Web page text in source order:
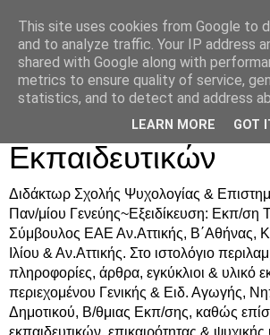
Δρ. Ράνια
Συμβουλευτική &
Υποστήριξη
Εκπαιδευτικών
Διδάκτωρ Σχολής Ψυχολογίας &
Παν/μίου Γενεύης~Εξειδίκευση: Εκπ/ση
Σύμβουλος ΕΑΕ Αν.Αττικής, Β΄Αθήνας,
Ιλίου & Αν.Αττικής. Στο ιστολόγιο
πληροφορίες, άρθρα, εγκύκλιοι & υλικό
περιεχομένου Γενικής & Ειδ. Αγωγής,
Δημοτικού, Β/θμιας Εκπ/σης, καθώς
εκπαιδευτικών, επικαιρότητας & ψυχικής
This site uses cookies from Google to
and to analyze traffic. Your IP address
shared with Google along with
metrics to ensure quality of service,
statistics, and to detect and address
LEARN MORE GOT